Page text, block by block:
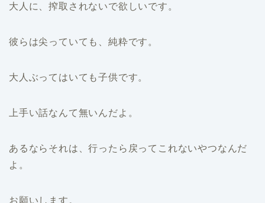
大人に、搾取されないで欲しいです。
彼らは尖っていても、純粋です。
大人ぶってはいても子供です。
上手い話なんて無いんだよ。
あるならそれは、行ったら戻ってこれないやつなんだ
よ。
お願いします。